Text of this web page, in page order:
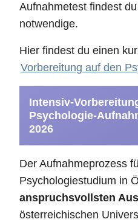
Aufnahmetest findest
notwendige.
Hier findest du einen
Vorbereitung auf den
Intensiv-
Psychologie-
2026
Der Aufnahmeprozess
Psychologiestudium in
anspruchsvollsten
österreichischen